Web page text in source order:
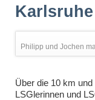
Karlsruhe
Philipp und Jochen
Über die 10 km
LSGlerinnen und